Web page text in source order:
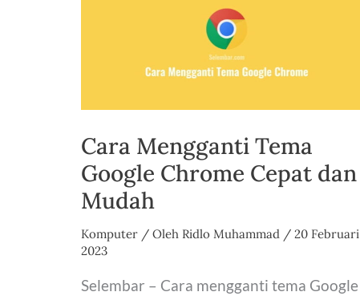
Cara Mengganti Tema
Google Chrome Cepat dan
Mudah
Komputer/ Oleh Ridlo Muhammad / 20 Februari
2023
Selembar – Cara mengganti tema Google